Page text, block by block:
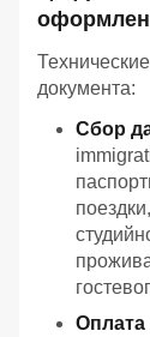
документа:
Сбор
Оплата